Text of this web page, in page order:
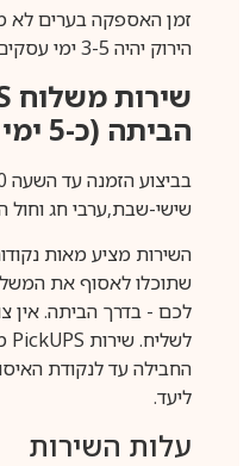
זמן האספקה בערים לא
הירוק יהיה 3-5 ימי עסקים.
שירות משלוח
הביתה (כ-5 ימי עסקים)
שישי-שבת,ערבי חג וחול
השירות מציע מאות
שתוכלו לאסוף את
לכם - בדרך הביתה. אין
לשליח. שירות PickUPS
החבילה עד לנקודת
ליעד.
עלות השירות